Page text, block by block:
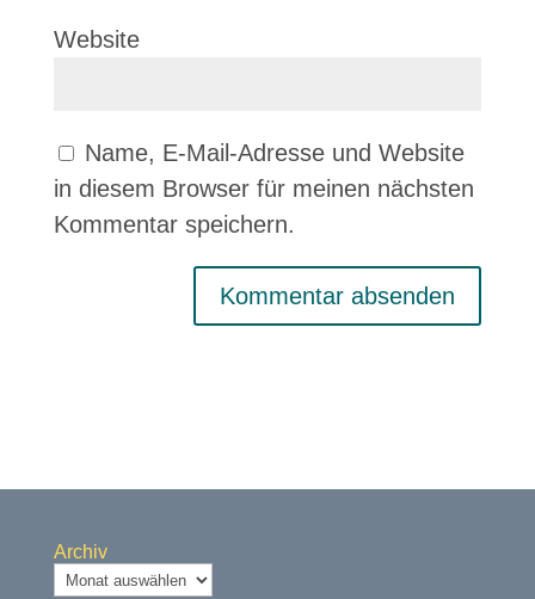
Website
Name, E-Mail-Adresse und Website
in diesem Browser für meinen nächsten
Kommentar speichern.
Archiv